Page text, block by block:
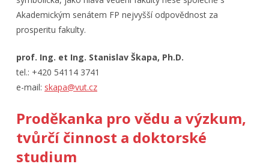
Akademickým senátem FP nejvyšší odpovědnost za
prosperitu fakulty.
prof. Ing. et Ing. Stanislav Škapa, Ph.D.
tel.: +420 54114 3741
e-mail: skapa@vut.cz
Proděkanka pro vědu a výzkum,
tvůrčí činnost a doktorské
studium